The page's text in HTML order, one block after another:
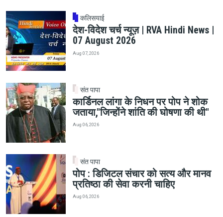
कलिसयाई
देश-विदेश चर्च न्यूज़ | RVA Hindi News |
07 August 2026
Aug 07, 2026
संत पापा
कार्डिनल लांगा के निधन पर पोप ने शोक
जताया,"जिन्होंने शांति की घोषणा की थी"
Aug 06, 2026
संत पापा
पोप : डिजिटल संचार को सत्य और मानव
प्रतिष्ठा की सेवा करनी चाहिए
Aug 06, 2026